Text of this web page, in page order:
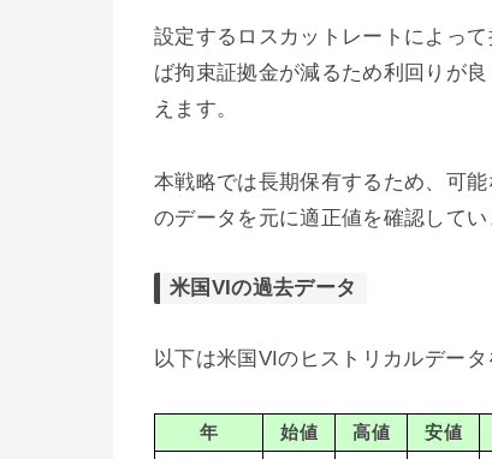
設定するロスカットレートによっ
ば拘束証拠金が減るため利回りが
えます。
本戦略では長期保有するため、可
のデータを元に適正値を確認してい
米国VIの過去データ
以下は米国VIのヒストリカルデー
年 始値 高値 安値